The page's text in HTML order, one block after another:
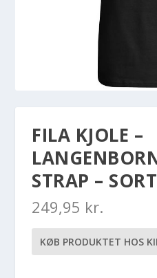
FILA KJOLE –
STRAP – SORT
249,95 kr.
KØB PRODUKTET HOS